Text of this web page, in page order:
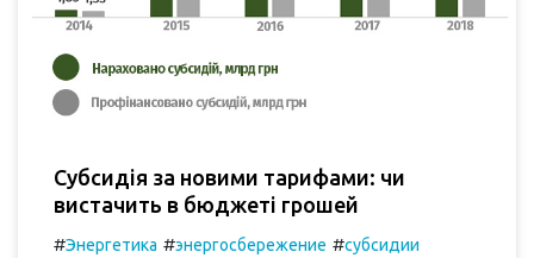
Субсидія за новими тарифами: чи
вистачить в бюджеті грошей
#Энергетика #энергосбережение #субсидии